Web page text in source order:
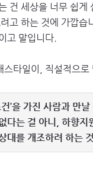
건 세상을 너무 쉽게
고 하는 것에 가깝습
고 말입니다.
스타일이, 직설적으로
’을 가진 사람과 만
다는 걸 아니, 하향지
대를 개조하려 하는 것.